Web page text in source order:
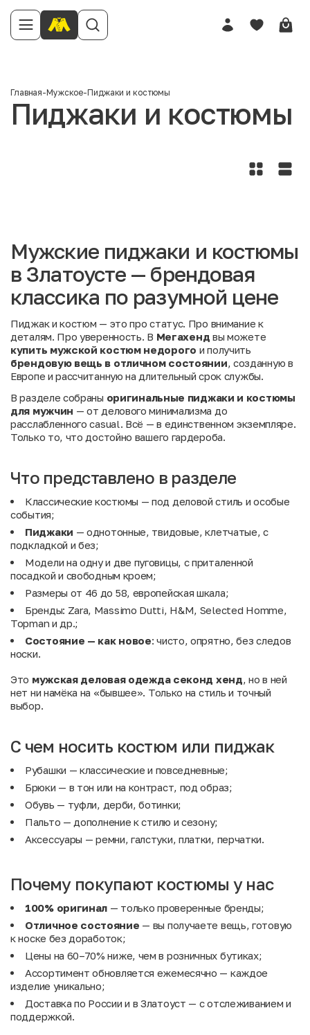
Главная-Мужское-Пиджаки и костюмы
Пиджаки и костюмы
Мужские пиджаки и костюмы
в Златоусте — брендовая
классика по разумной цене
Пиджак и костюм — это про статус. Про внимание к
деталям. Про уверенность. В Мегахенд вы можете
купить мужской костюм недорого и получить
брендовую вещь в отличном состоянии, созданную в
Европе и рассчитанную на длительный срок службы.
В разделе собраны оригинальные пиджаки и костюмы
для мужчин — от делового минимализма до
расслабленного casual. Всё — в единственном экземпляре.
Только то, что достойно вашего гардероба.
Что представлено в разделе
Классические костюмы — под деловой стиль и особые
события;
Пиджаки — однотонные, твидовые, клетчатые, с
подкладкой и без;
Модели на одну и две пуговицы, с приталенной
посадкой и свободным кроем;
Размеры от 46 до 58, европейская шкала;
Бренды: Zara, Massimo Dutti, H&M, Selected Homme,
Topman и др.;
Состояние — как новое: чисто, опрятно, без следов
носки.
Это мужская деловая одежда секонд хенд, но в ней
нет ни намёка на «бывшее». Только на стиль и точный
выбор.
С чем носить костюм или пиджак
Рубашки — классические и повседневные;
Брюки — в тон или на контраст, под образ;
Обувь — туфли, дерби, ботинки;
Пальто — дополнение к стилю и сезону;
Аксессуары — ремни, галстуки, платки, перчатки.
Почему покупают костюмы у нас
100% оригинал — только проверенные бренды;
Отличное состояние — вы получаете вещь, готовую
к носке без доработок;
Цены на 60–70% ниже, чем в розничных бутиках;
Ассортимент обновляется ежемесячно — каждое
изделие уникально;
Доставка по России и в Златоуст — с отслеживанием и
поддержкой.